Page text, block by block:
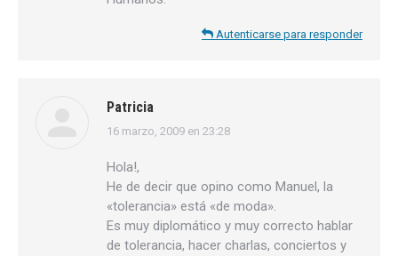
Autenticarse para responder
Patricia
dice:
16 marzo, 2009 en 23:28
Hola!,
He de decir que opino como Manuel, la
«tolerancia» está «de moda».
Es muy diplomático y muy correcto hablar
de tolerancia, hacer charlas, conciertos y